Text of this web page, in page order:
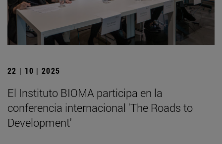
22 | 10 | 2025
El Instituto BIOMA participa en la
conferencia internacional 'The Roads to
Development'